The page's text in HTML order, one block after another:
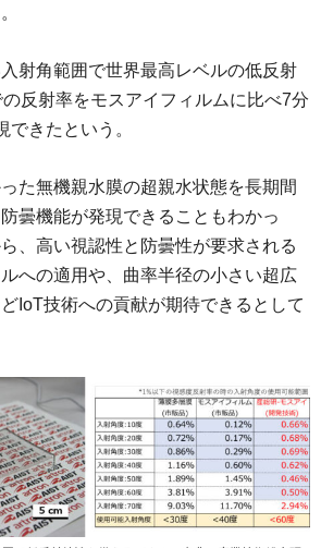
射角範囲で世界最高レベルの低反射
反射率をモスアイフィルムに比べ7分
きたという。
た無機親水膜の超親水状態を長期間
曇機能が発現できることもわかっ
、高い視認性と防曇性が要求される
への適用や、曲率半径の小さい超広
IoT技術への貢献が期待できるとして